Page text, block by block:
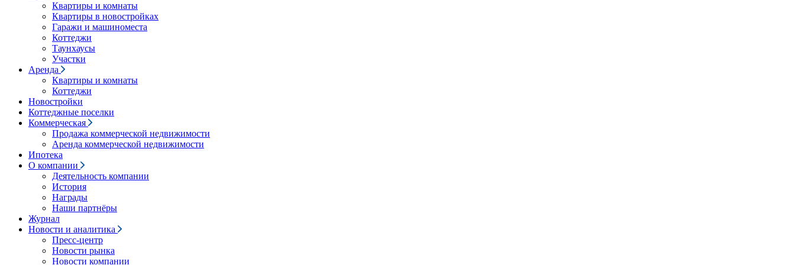
Квартиры и комнаты
Квартиры в новостройках
Гаражи и машиноместа
Коттеджи
Таунхаусы
Участки
Аренда
Квартиры и комнаты
Коттеджи
Новостройки
Коттеджные поселки
Коммерческая
Продажа коммерческой недвижимости
Аренда коммерческой недвижимости
Ипотека
О компании
Деятельность компании
История
Награды
Наши партнёры
Журнал
Новости и аналитика
Пресс-центр
Новости рынка
Новости компании